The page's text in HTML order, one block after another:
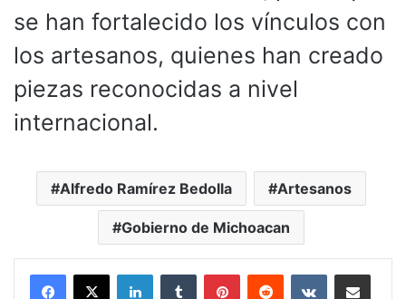
se han fortalecido los vínculos con
los artesanos, quienes han creado
piezas reconocidas a nivel
internacional.
Alfredo Ramírez Bedolla Artesanos
Gobierno de Michoacan
LinkedInTumblr PinterestReddit VKontakteCompartir por